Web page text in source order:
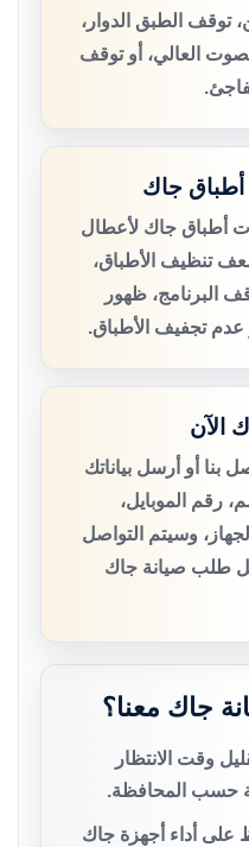
توقف الطبق الدوار،
العالي، أو توقف
أطباق جاك
أطباق جاك لأعطال
تنظيف الأطباق،
البرنامج، ظهور
عدم تجفيف الأطباق.
الآن
بنا أو أرسل بياناتك
رقم الموبايل،
وسيتم التواصل
طلب صيانة جاك
جاك معنا؟
وقت الانتظار
حسب المحافظة.
على أداء أجهزة جاك